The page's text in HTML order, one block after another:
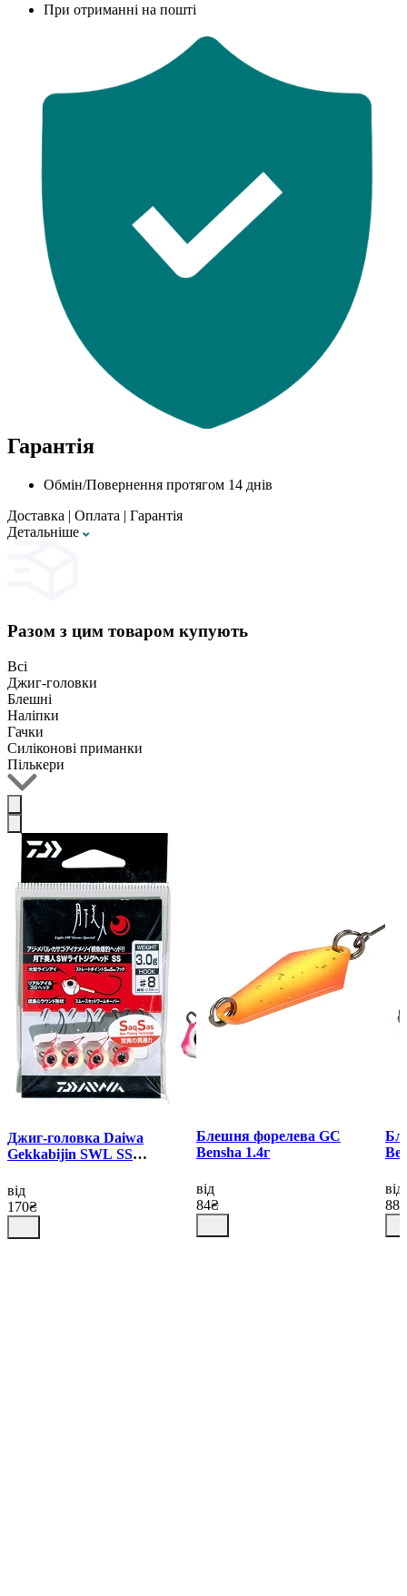
При отриманні на пошті
Гарантія
Обмін/Повернення протягом 14 днів
Доставка | Оплата | Гарантія
Детальнiше
Разом з цим товаром купують
Всі
Джиг-головки
Блешні
Наліпки
Гачки
Силіконові приманки
Пількери
Джиг-головка Daiwa
Gekkabijin SWL SS
від
170₴
Блешня форелева GC
Bensha 1.4г
від
84₴
від
88₴